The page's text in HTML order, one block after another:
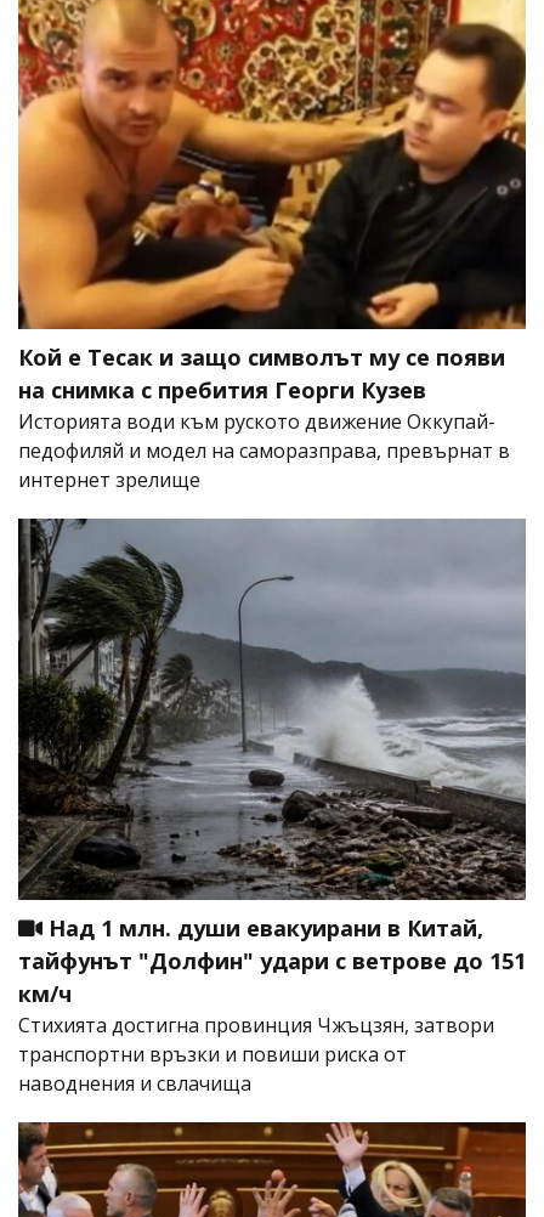
Кой е Тесак и защо символът му се появи
на снимка с пребития Георги Кузев
Историята води към руското движение Оккупай-
педофиляй и модел на саморазправа, превърнат в
интернет зрелище
Над 1 млн. души евакуирани в Китай,
тайфунът "Долфин" удари с ветрове до 151
км/ч
Стихията достигна провинция Чжъцзян, затвори
транспортни връзки и повиши риска от
наводнения и свлачища